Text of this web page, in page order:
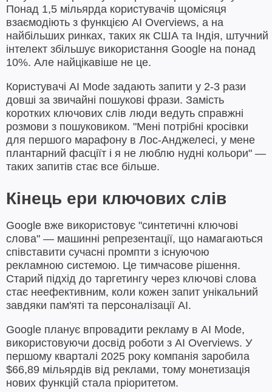
Понад 1,5 мільярда користувачів щомісяця
взаємодіють з функцією AI Overviews, а на
найбільших ринках, таких як США та Індія, штучний
інтелект збільшує використання Google на понад
10%. Але найцікавіше не це.
Користувачі AI Mode задають запити у 2-3 рази
довші за звичайні пошукові фрази. Замість
коротких ключових слів люди ведуть справжні
розмови з пошуковиком. "Мені потрібні кросівки
для першого марафону в Лос-Анджелесі, у мене
плантарний фасціїт і я не люблю нудні кольори" —
таких запитів стає все більше.
Кінець ери ключових слів
Google вже використовує "синтетичні ключові
слова" — машинні репрезентації, що намагаються
співставити сучасні промпти з існуючою
рекламною системою. Це тимчасове рішення.
Старий підхід до таргетингу через ключові слова
стає неефективним, коли кожен запит унікальний
завдяки пам'яті та персоналізації AI.
Google планує впровадити рекламу в AI Mode,
використовуючи досвід роботи з AI Overviews. У
першому кварталі 2025 року компанія заробила
$66,89 мільярдів від реклами, тому монетизація
нових функцій стала пріоритетом.